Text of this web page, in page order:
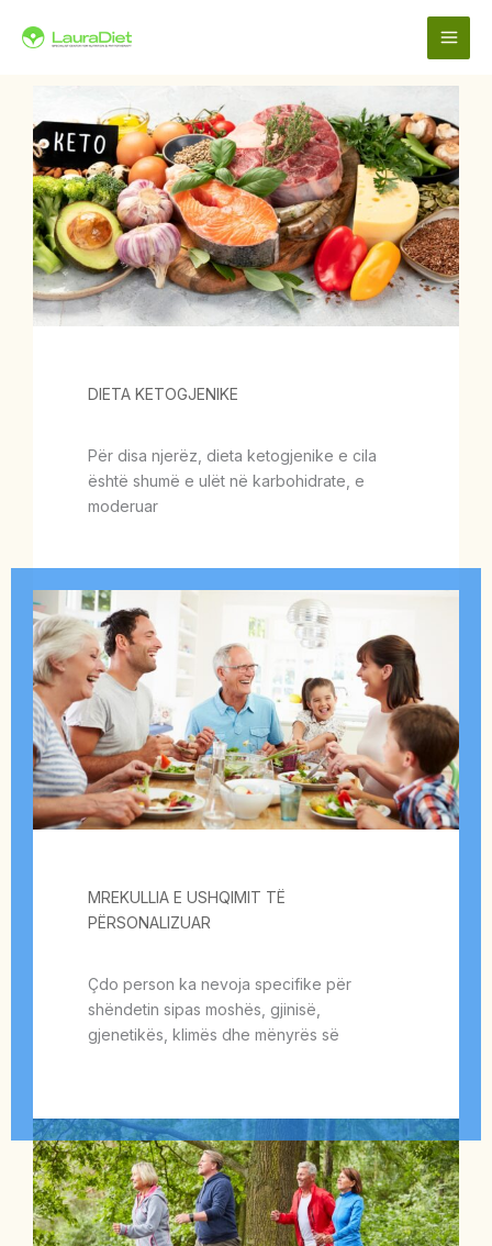
DIETA KETOGJENIKE
Për disa njerëz, dieta ketogjenike e cila
është shumë e ulët në karbohidrate, e
moderuar
MREKULLIA E USHQIMIT TË
PËRSONALIZUAR
Çdo person ka nevoja specifike për
shëndetin sipas moshës, gjinisë,
gjenetikës, klimës dhe mënyrës së